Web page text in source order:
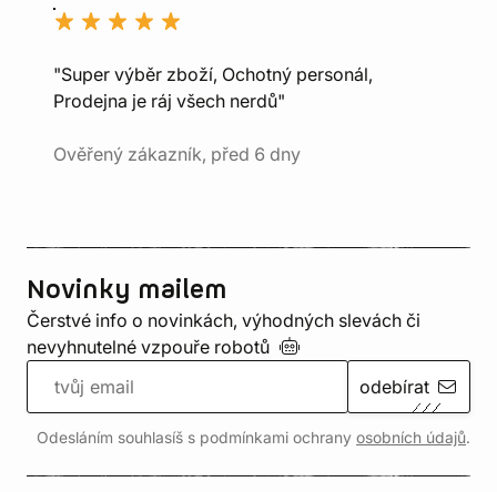
"Super výběr zboží, Ochotný personál,
Prodejna je ráj všech nerdů"
Ověřený zákazník, před 6 dny
Novinky mailem
Čerstvé info o novinkách, výhodných slevách či
nevyhnutelné vzpouře robotů
odebírat
Odesláním souhlasíš s podmínkami ochrany osobních údajů.